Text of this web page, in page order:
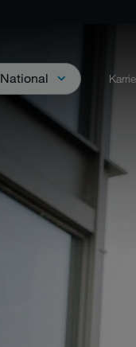
National